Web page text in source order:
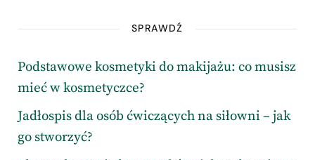
SPRAWDŹ
Podstawowe kosmetyki do makijażu: co musisz
mieć w kosmetyczce?
Jadłospis dla osób ćwiczących na siłowni – jak
go stworzyć?